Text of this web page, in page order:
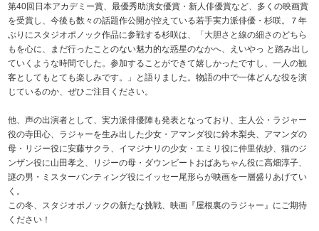
第40回日本アカデミー賞、最優秀助演女優賞・新人俳優賞など、多くの映画賞
を受賞し、今後も数々の話題作公開が控えている若手実力派俳優・杉咲。７年
ぶりにスタジオポノック作品に参戦する杉咲は、「大胆さと線の細さのどちら
もを心に、まだ行ったことのない魅力的な惑星のなかへ、えいやっ と踏み出し
ていくような時間でした。参加することができて嬉しかったですし、一人の観
客としてもとても楽しみです。」と語りました。物語の中で一体どんな役を演
じているのか、ぜひご注目ください。
他、声の出演者として、実力派俳優陣も発表となっており、主人公・ラジャー
役の寺田心、ラジャーを生み出した少女・アマンダ役に鈴木梨央、アマンダの
母・リジー役に安藤サクラ、イマジナリの少女・エミリ役に仲里依紗、猫のジ
ンザン役に山田孝之、リジーの母・ダウンビートおばあちゃん役に高畑淳子、
謎の男・ミスターバンティング役にイッセー尾形らが映画を一層盛りあげてい
く。
この冬、スタジオポノックの新たな挑戦、映画『屋根裏のラジャー』にご期待
ください！